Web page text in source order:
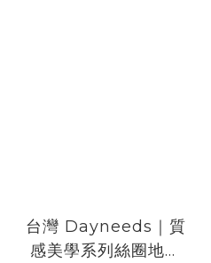
台灣 Dayneeds｜質
感美學系列絲圈地墊